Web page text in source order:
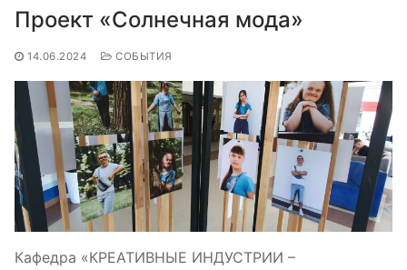
Проект «Солнечная мода»
14.06.2024 СОБЫТИЯ
Кафедра «КРЕАТИВНЫЕ ИНДУСТРИИ –